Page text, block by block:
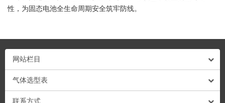
性，为固态电池全生命周期安全筑牢防线。
网站栏目
气体选型表
联系方式